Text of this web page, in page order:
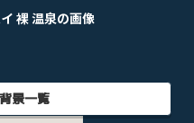
裸 温泉の画像
景一覧